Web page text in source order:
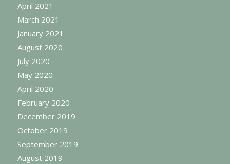
April 2021
March 2021
January 2021
August 2020
July 2020
May 2020
April 2020
February 2020
December 2019
October 2019
September 2019
August 2019